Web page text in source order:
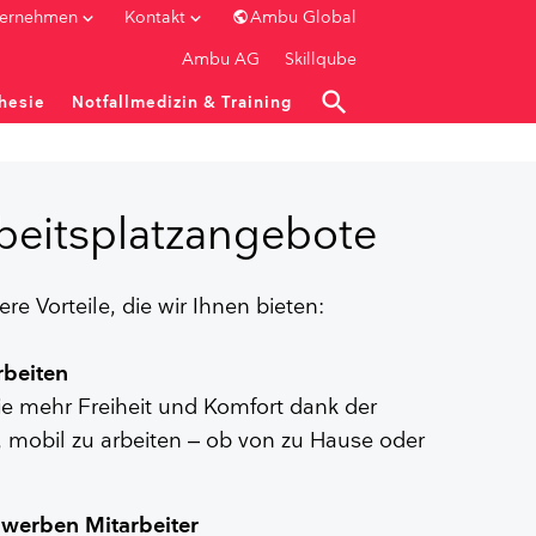
Portfolio
aScope 4 Cysto
Notfallmedizin & Training search
keyboard_arrow_down Kontaktkeyboard_arrow_down publicAmbu Global
Ambu AG Skillqube
Vorteile, die wir Ihnen bieten:
mehr Freiheit und Komfort dank der
mobil zu arbeiten – ob von zu Hause oder
Mitarbeiter